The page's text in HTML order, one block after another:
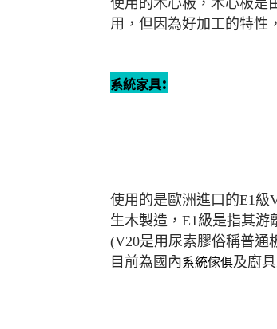
使用的木心板，木心板是
用，但因為好加工的特性
系統家具:
使用的是歐洲進口的E1
生木製造，E1級是指其游
(V20是用尿素膠俗稱普通
目前為國內系統傢俱及廚